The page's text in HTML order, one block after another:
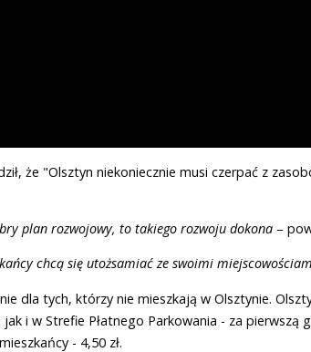
że "Olsztyn niekoniecznie musi czerpać z
plan rozwojowy, to takiego rozwoju dokona –
chcą się utożsamiać ze swoimi
dla tych, którzy nie mieszkają w Olsztynie.
i w Strefie Płatnego Parkowania - za pierwszą
- 4,50 zł.